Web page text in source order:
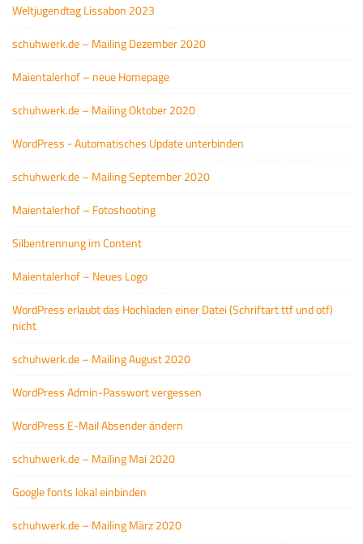
Weltjugendtag Lissabon 2023
schuhwerk.de – Mailing Dezember 2020
Maientalerhof – neue Homepage
schuhwerk.de – Mailing Oktober 2020
WordPress - Automatisches Update unterbinden
schuhwerk.de – Mailing September 2020
Maientalerhof – Fotoshooting
Silbentrennung im Content
Maientalerhof – Neues Logo
WordPress erlaubt das Hochladen einer Datei (Schriftart ttf und otf)
nicht
schuhwerk.de – Mailing August 2020
WordPress Admin-Passwort vergessen
WordPress E-Mail Absender ändern
schuhwerk.de – Mailing Mai 2020
Google fonts lokal einbinden
schuhwerk.de – Mailing März 2020